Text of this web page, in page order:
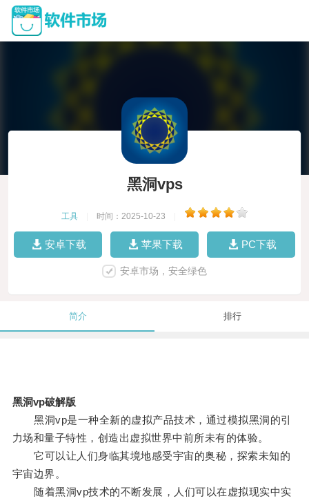
黑洞vps
工具 时间：2025-10-23
安卓下载 苹果下载 PC下载
安卓市场，安全绿色
简介 排行
黑洞vp破解版
黑洞vp是一种全新的虚拟产品技术，通过模拟黑洞的引
力场和量子特性，创造出虚拟世界中前所未有的体验。
它可以让人们身临其境地感受宇宙的奥秘，探索未知的
宇宙边界。
随着黑洞vp技术的不断发展，人们可以在虚拟现实中实